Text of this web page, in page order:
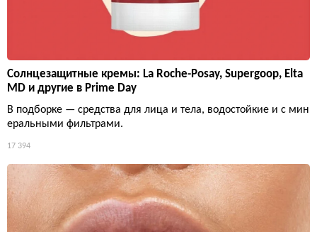
Солнцезащитные кремы: La Roche-Posay, Supergoop, Elta
MD и другие в Prime Day
В подборке — средства для лица и тела, водостойкие и с мин
еральными фильтрами.
17 394